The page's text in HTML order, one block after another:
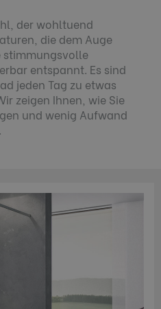
der wohltuend
die dem Auge
stimmungsvolle
entspannt. Es sind
jeden Tag zu etwas
zeigen Ihnen, wie Sie
und wenig Aufwand